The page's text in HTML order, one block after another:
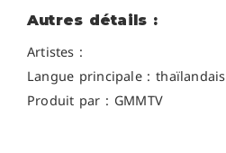
Autres détails :
Artistes :
Langue principale : thaïlandais
Produit par : GMMTV